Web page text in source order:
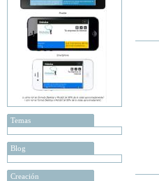
Temas
Blog
Creación